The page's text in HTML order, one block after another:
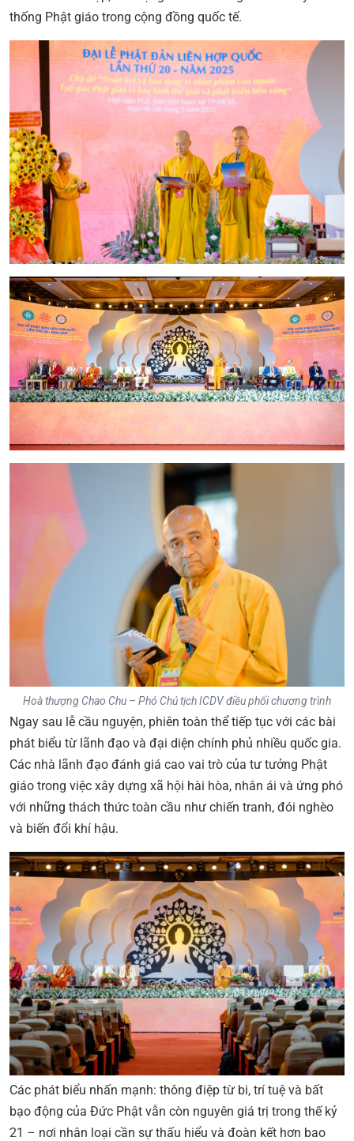
thống Phật giáo trong cộng đồng quốc tế.
Hoà thượng Chao Chu – Phó Chủ tịch ICDV điều phối chương trình
Ngay sau lễ cầu nguyện, phiên toàn thể tiếp tục với các bài
phát biểu từ lãnh đạo và đại diện chính phủ nhiều quốc gia.
Các nhà lãnh đạo đánh giá cao vai trò của tư tưởng Phật
giáo trong việc xây dựng xã hội hài hòa, nhân ái và ứng phó
với những thách thức toàn cầu như chiến tranh, đói nghèo
và biến đổi khí hậu.
Các phát biểu nhấn mạnh: thông điệp từ bi, trí tuệ và bất
bạo động của Đức Phật vẫn còn nguyên giá trị trong thế kỷ
21 – nơi nhân loại cần sự thấu hiểu và đoàn kết hơn bao